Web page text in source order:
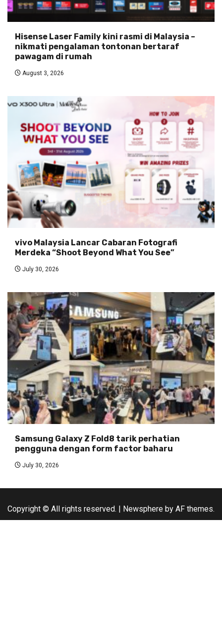
Hisense Laser Family kini rasmi di Malaysia –
nikmati pengalaman tontonan bertaraf
pawagam di rumah
August 3, 2026
vivo Malaysia Lancar Cabaran Fotografi
Merdeka “Shoot Beyond What You See”
July 30, 2026
Samsung Galaxy Z Fold8 tarik perhatian
pengguna dengan form factor baharu
July 30, 2026
Copyright © All rights reserved. Newsphere by AF themes.